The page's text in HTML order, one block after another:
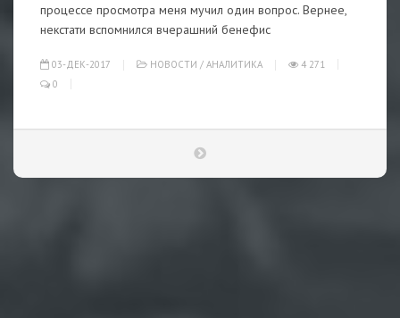
процессе просмотра меня мучил один вопрос. Вернее,
некстати вспомнился вчерашний бенефис
03-ДЕК-2017 НОВОСТИ / АНАЛИТИКА
4 271
0